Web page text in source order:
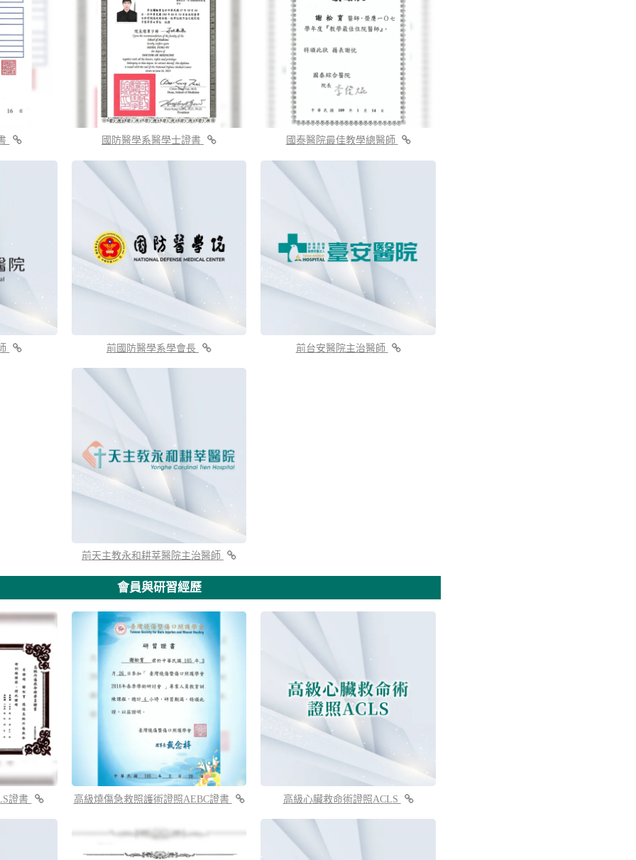
國防醫學系醫學士證書 國泰醫院最佳教學總醫師
前國防醫學系學會長 前台安醫院主治醫師
前天主教永和耕莘醫院主治醫師
會員與研習經歷
證書 高級燒傷急救照護術證照AEBC證書 高級心臟救命術證照ACLS